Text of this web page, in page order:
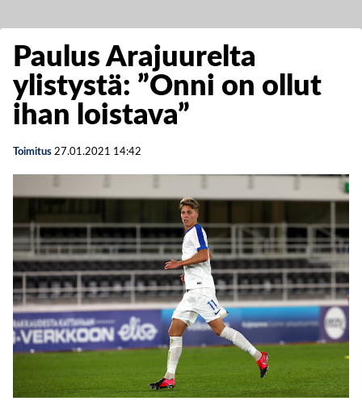
Paulus Arajuurelta
ylistystä: ”Onni on ollut
ihan loistava”
Toimitus 27.01.2021 14:42